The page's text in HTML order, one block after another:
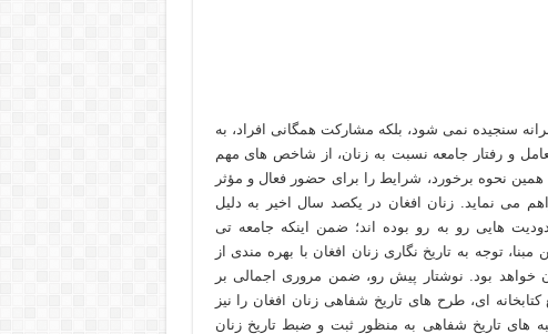
سنجیده نمی شود، بلکه مشارکت همگانی افراد، به
و رفتار جامعه نسبت به زنان، از شاخص های مهم
نحوه برخورد، شرایط را برای حضور فعال و مؤثر
می نماید. زنان افغان در یکصد سال اخیر به دلیل
هایی رو به رو بوده اند؛ ضمن اینکه جامعه تی
توجه به تاریخ نگاری زنان افغان با بهره مندی از
بود. نوشتار پیش رو، ضمن مروری اجمالی بر
ای، طرح های تاریخ شفاهی زنان افغان را نیز
های تاریخ شفاهی به منظور ثبت و ضبط تاریخ زنان